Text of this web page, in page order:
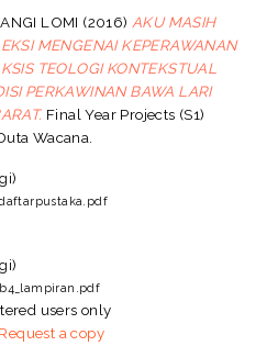
LOMI (2016) AKU MASIH
MENGENAI KEPERAWANAN
TEOLOGI KONTEKSTUAL
PERKAWINAN BAWA LARI
Final Year Projects (S1)
Wacana.
users only
Request a copy